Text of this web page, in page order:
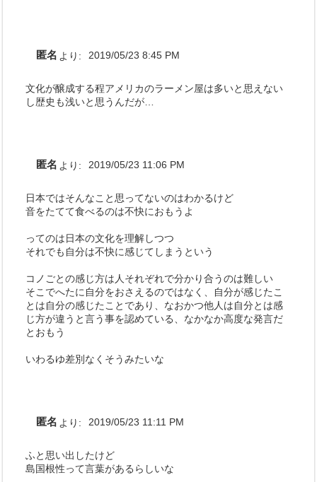
匿名 より: 2019/05/23 8:45 PM
文化が醸成する程アメリカのラーメン屋は多いと思えない
し歴史も浅いと思うんだが…
匿名 より: 2019/05/23 11:06 PM
日本ではそんなこと思ってないのはわかるけど
音をたてて食べるのは不快におもうよ
ってのは日本の文化を理解しつつ
それでも自分は不快に感じてしまうという
コノごとの感じ方は人それぞれで分かり合うのは難しい
そこでへたに自分をおさえるのではなく、自分が感じたこ
とは自分の感じたことであり、なおかつ他人は自分とは感
じ方が違うと言う事を認めている、なかなか高度な発言だ
とおもう
いわるゆ差別なくそうみたいな
匿名 より: 2019/05/23 11:11 PM
ふと思い出したけど
島国根性って言葉があるらしいな